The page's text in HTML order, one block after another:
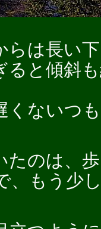
は長い
と傾斜
ないつ
のは、
、もう少